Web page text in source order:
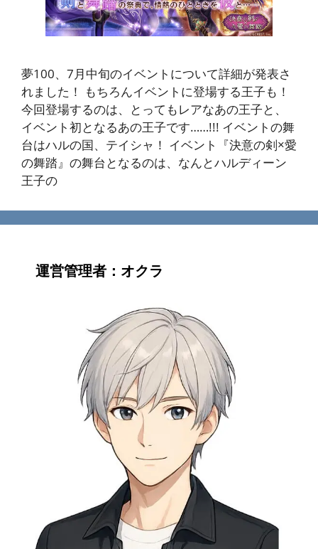
夢100、7月中旬のイベントについて詳細が発表さ
れました！ もちろんイベントに登場する王子も！
今回登場するのは、とってもレアなあの王子と、
イベント初となるあの王子です……!!! イベントの舞
台はハルの国、テイシャ！ イベント『決意の剣×愛
の舞踏』の舞台となるのは、なんとハルディーン
王子の
運営管理者：オクラ